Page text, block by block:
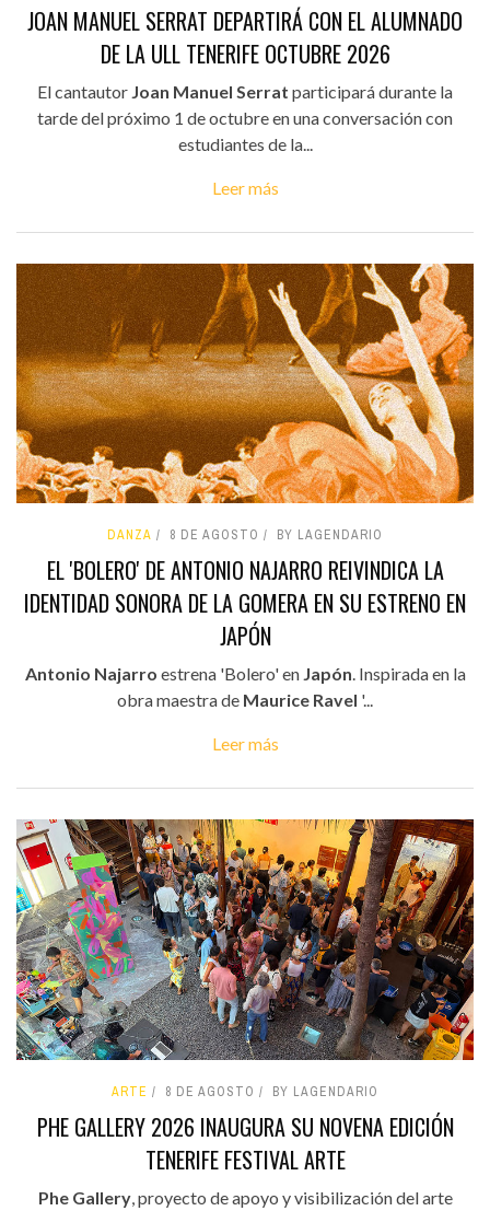
JOAN MANUEL SERRAT DEPARTIRÁ CON EL ALUMNADO
DE LA ULL TENERIFE OCTUBRE 2026
El cantautor Joan Manuel Serrat participará durante la
tarde del próximo 1 de octubre en una conversación con
estudiantes de la...
Leer más
DANZA 8 DE AGOSTO BY LAGENDARIO
EL 'BOLERO' DE ANTONIO NAJARRO REIVINDICA LA
IDENTIDAD SONORA DE LA GOMERA EN SU ESTRENO EN
JAPÓN
Antonio Najarro estrena 'Bolero' en Japón. Inspirada en la
obra maestra de Maurice Ravel '...
Leer más
ARTE 8 DE AGOSTO BY LAGENDARIO
PHE GALLERY 2026 INAUGURA SU NOVENA EDICIÓN
TENERIFE FESTIVAL ARTE
Phe Gallery, proyecto de apoyo y visibilización del arte